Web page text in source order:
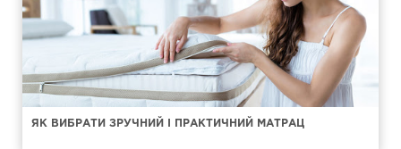
ЯК ВИБРАТИ ЗРУЧНИЙ І ПРАКТИЧНИЙ МАТРАЦ